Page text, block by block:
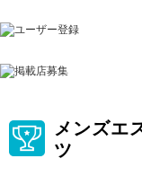
メンズエ
ツ